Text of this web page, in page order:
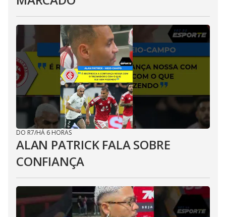
DO R7/HÁ 6 HORAS
ALAN PATRICK FALA SOBRE
CONFIANÇA